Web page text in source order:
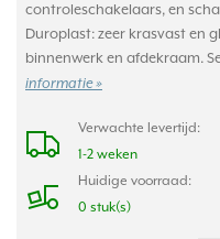
controleschakelaars, en
Duroplast: zeer krasvast en
binnenwerk en afdekraam.
informatie »
Verwachte levertijd:
1-2 weken
Huidige voorraad:
0 stuk(s)